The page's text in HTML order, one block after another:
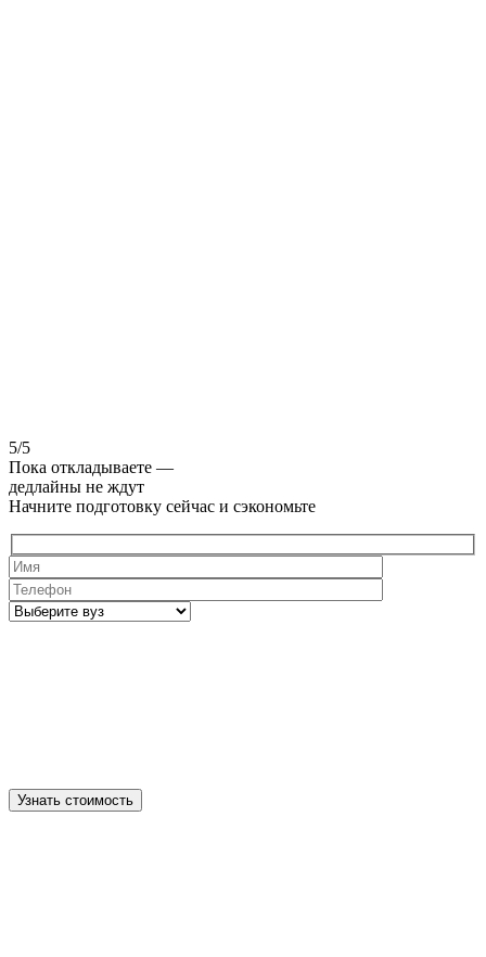
5/5
Пока откладываете —
дедлайны не ждут
Начните подготовку сейчас и сэкономьте
Узнать стоимость